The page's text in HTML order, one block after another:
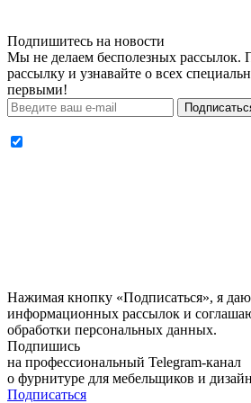
Подпишитесь на новости
Мы не делаем бесполезных рассылок.
рассылку и узнавайте о всех
первыми!
Нажимая кнопку «Подписаться», я даю
информационных рассылок и
обработки персональных данных.
Подпишись
на профессиональный Telegram-канал
о фурнитуре для мебельщиков и
Подписаться